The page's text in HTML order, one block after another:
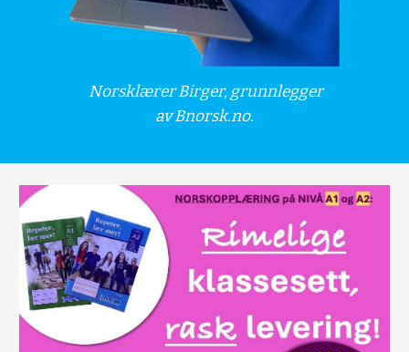
Norsklærer Birger, grunnlegger
av Bnorsk.no.